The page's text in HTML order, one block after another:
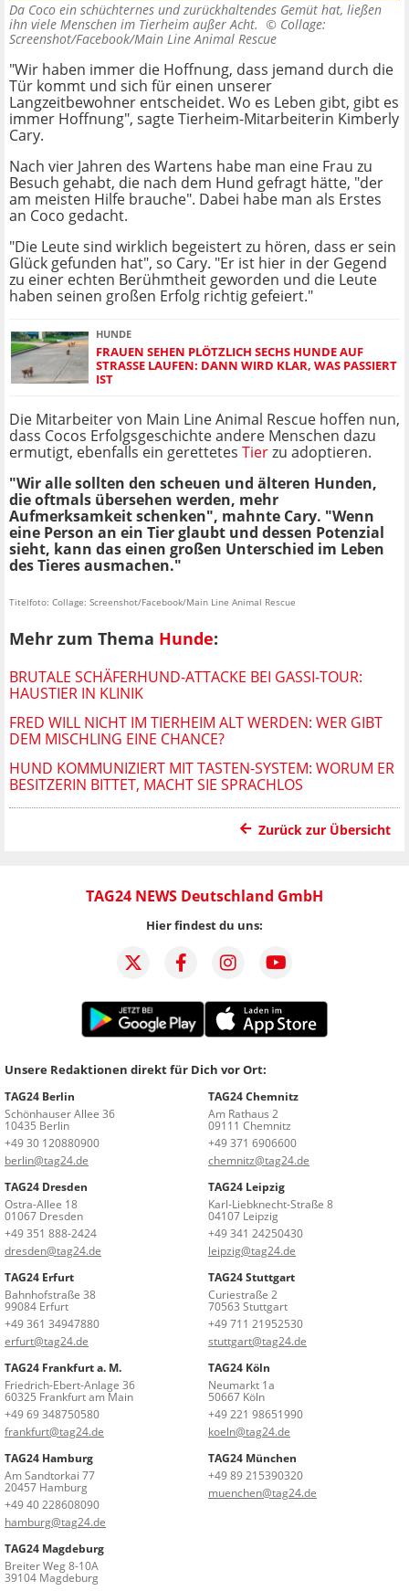
Da Coco ein schüchternes und zurückhaltendes Gemüt hat, ließen
ihn viele Menschen im Tierheim außer Acht. © Collage:
Screenshot/Facebook/Main Line Animal Rescue
"Wir haben immer die Hoffnung, dass jemand durch die
Tür kommt und sich für einen unserer
Langzeitbewohner entscheidet. Wo es Leben gibt, gibt es
immer Hoffnung", sagte Tierheim-Mitarbeiterin Kimberly
Cary.
Nach vier Jahren des Wartens habe man eine Frau zu
Besuch gehabt, die nach dem Hund gefragt hätte, "der
am meisten Hilfe brauche". Dabei habe man als Erstes
an Coco gedacht.
"Die Leute sind wirklich begeistert zu hören, dass er sein
Glück gefunden hat", so Cary. "Er ist hier in der Gegend
zu einer echten Berühmtheit geworden und die Leute
haben seinen großen Erfolg richtig gefeiert."
HUNDE
FRAUEN SEHEN PLÖTZLICH SECHS HUNDE AUF
STRASSE LAUFEN: DANN WIRD KLAR, WAS PASSIERT I
ST
Die Mitarbeiter von Main Line Animal Rescue hoffen nun,
dass Cocos Erfolgsgeschichte andere Menschen dazu
ermutigt, ebenfalls ein gerettetes Tierzu adoptieren.
"Wir alle sollten den scheuen und älteren Hunden,
die oftmals übersehen werden, mehr
Aufmerksamkeit schenken", mahnte Cary. "Wenn
eine Person an ein Tier glaubt und dessen Potenzial
sieht, kann das einen großen Unterschied im Leben
des Tieres ausmachen."
Titelfoto: Collage: Screenshot/Facebook/Main Line Animal Rescue
Mehr zum Thema Hunde:
BRUTALE SCHÄFERHUND-ATTACKE BEI GASSI-TOUR:
HAUSTIER IN KLINIK
FRED WILL NICHT IM TIERHEIM ALT WERDEN: WER GIBT
DEM MISCHLING EINE CHANCE?
HUND KOMMUNIZIERT MIT TASTEN-SYSTEM: WORUM ER
BESITZERIN BITTET, MACHT SIE SPRACHLOS
Zurück zur Übersicht
TAG24 NEWS Deutschland GmbH
Hier findest du uns:
Unsere Redaktionen direkt für Dich vor Ort:
TAG24 Berlin
Schönhauser Allee 36
10435 Berlin
+49 30 120880900
berlin@tag24.de
TAG24 Chemnitz
Am Rathaus 2
09111 Chemnitz
+49 371 6906600
chemnitz@tag24.de
TAG24 Dresden
Ostra-Allee 18
01067 Dresden
+49 351 888-2424
dresden@tag24.de
TAG24 Leipzig
Karl-Liebknecht-Straße 8
04107 Leipzig
+49 341 24250430
leipzig@tag24.de
TAG24 Erfurt
Bahnhofstraße 38
99084 Erfurt
+49 361 34947880
erfurt@tag24.de
TAG24 Stuttgart
Curiestraße 2
70563 Stuttgart
+49 711 21952530
stuttgart@tag24.de
TAG24 Frankfurt a. M.
Friedrich-Ebert-Anlage 36
60325 Frankfurt am Main
+49 69 348750580
frankfurt@tag24.de
TAG24 Köln
Neumarkt 1a
50667 Köln
+49 221 98651990
koeln@tag24.de
TAG24 Hamburg
Am Sandtorkai 77
20457 Hamburg
+49 40 228608090
hamburg@tag24.de
TAG24 München
+49 89 215390320
muenchen@tag24.de
TAG24 Magdeburg
Breiter Weg 8-10A
39104 Magdeburg